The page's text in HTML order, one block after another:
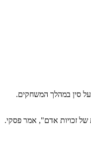
בתוקף על סין במהלך המשחקים.
בשינג'יאנג והפרות אחרות של זכויות אדם", אמר פסקי.